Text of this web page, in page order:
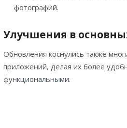
фотографий.
Улучшения в
Обновления коснулись также
приложений, делая их более
функциональными.